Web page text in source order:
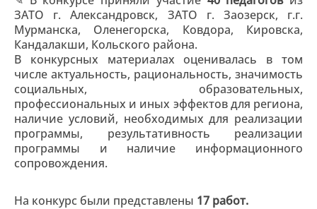
ЗАТО г. Александровск, ЗАТО г. Заозерск, г.г.
Мурманска, Оленегорска, Ковдора, Кировска,
Кандалакши, Кольского района.
В конкурсных материалах оценивалась в том
числе актуальность, рациональность, значимость
социальных, образовательных,
профессиональных и иных эффектов для региона,
наличие условий, необходимых для реализации
программы, результативность реализации
программы и наличие информационного
сопровождения.
На конкурс были представлены 17 работ.